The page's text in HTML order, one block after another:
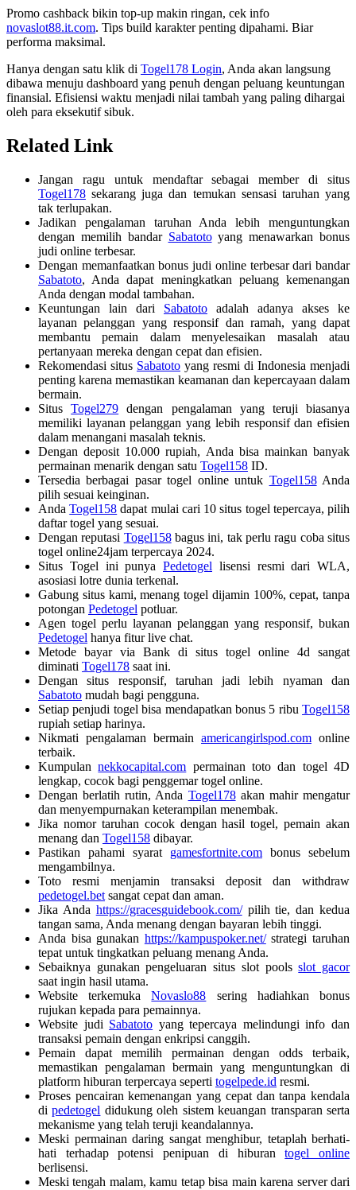
Promo cashback bikin top-up makin ringan, cek info
novaslot88.it.com. Tips build karakter penting dipahami. Biar
performa maksimal.
Hanya dengan satu klik di Togel178 Login, Anda akan langsung
dibawa menuju dashboard yang penuh dengan peluang keuntungan
finansial. Efisiensi waktu menjadi nilai tambah yang paling dihargai
oleh para eksekutif sibuk.
Related Link
Jangan ragu untuk mendaftar sebagai member di situs
Togel178 sekarang juga dan temukan sensasi taruhan yang
tak terlupakan.
Jadikan pengalaman taruhan Anda lebih menguntungkan
dengan memilih bandar Sabatotoyang menawarkan bonus
judi online terbesar.
Dengan memanfaatkan bonus judi online terbesar dari bandar
Sabatoto, Anda dapat meningkatkan peluang kemenangan
Anda dengan modal tambahan.
Keuntungan lain dari Sabatoto adalah adanya akses ke
layanan pelanggan yang responsif dan ramah, yang dapat
membantu pemain dalam menyelesaikan masalah atau
pertanyaan mereka dengan cepat dan efisien.
Rekomendasi situs Sabatoto yang resmi di Indonesia menjadi
penting karena memastikan keamanan dan kepercayaan dalam
bermain.
SitusTogel279 dengan pengalaman yang teruji biasanya
memiliki layanan pelanggan yang lebih responsif dan efisien
dalam menangani masalah teknis.
Dengan deposit 10.000 rupiah, Anda bisa mainkan banyak
permainan menarik dengan satu Togel158 ID.
Tersedia berbagai pasar togel online untuk Togel158Anda
pilih sesuai keinginan.
AndaTogel158 dapat mulai cari 10 situs togel tepercaya, pilih
daftar togel yang sesuai.
Dengan reputasi Togel158bagus ini, tak perlu ragu coba situs
togel online24jam terpercaya 2024.
Situs Togel ini punya Pedetogel lisensi resmi dari WLA,
asosiasi lotre dunia terkenal.
Gabung situs kami, menang togel dijamin 100%, cepat, tanpa
potongan Pedetogel potluar.
Agen togel perlu layanan pelanggan yang responsif, bukan
Pedetogel hanya fitur live chat.
Metode bayar via Bank di situs togel online 4d sangat
diminati Togel178 saat ini.
Dengan situs responsif, taruhan jadi lebih nyaman dan
Sabatoto mudah bagi pengguna.
Setiap penjudi togel bisa mendapatkan bonus 5 ribu Togel158
rupiah setiap harinya.
Nikmati pengalaman bermain americangirlspod.com online
terbaik.
Kumpulannekkocapital.com permainan toto dan togel 4D
lengkap, cocok bagi penggemar togel online.
Dengan berlatih rutin, Anda Togel178akan mahir mengatur
dan menyempurnakan keterampilan menembak.
Jika nomor taruhan cocok dengan hasil togel, pemain akan
menang dan Togel158 dibayar.
Pastikan pahami syarat gamesfortnite.com bonus sebelum
mengambilnya.
Toto resmi menjamin transaksi deposit dan withdraw
pedetogel.bet sangat cepat dan aman.
Jika Anda https://gracesguidebook.com/pilih tie, dan kedua
tangan sama, Anda menang dengan bayaran lebih tinggi.
Anda bisa gunakan https://kampuspoker.net/strategi taruhan
tepat untuk tingkatkan peluang menang Anda.
Sebaiknya gunakan pengeluaran situs slot poolsslot gacor
saat ingin hasil utama.
Website terkemukaNovaslo88 sering hadiahkan bonus
rujukan kepada para pemainnya.
Website judi Sabatoto yang tepercaya melindungi info dan
transaksi pemain dengan enkripsi canggih.
Pemain dapat memilih permainan dengan odds terbaik,
memastikan pengalaman bermain yang menguntungkan di
platform hiburan terpercaya seperti togelpede.id resmi.
Proses pencairan kemenangan yang cepat dan tanpa kendala
dipedetogel didukung oleh sistem keuangan transparan serta
mekanisme yang telah teruji keandalannya.
Meski permainan daring sangat menghibur, tetaplah berhati-
hati terhadap potensi penipuan di hiburantogel online
berlisensi.
Meski tengah malam, kamu tetap bisa main karena server dari